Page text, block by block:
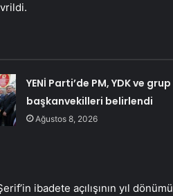
YENİ Parti’de PM, YDK ve grup
başkanvekilleri belirlendi
Ağustos 8, 2026
ibadete açılışının yıl dönümü